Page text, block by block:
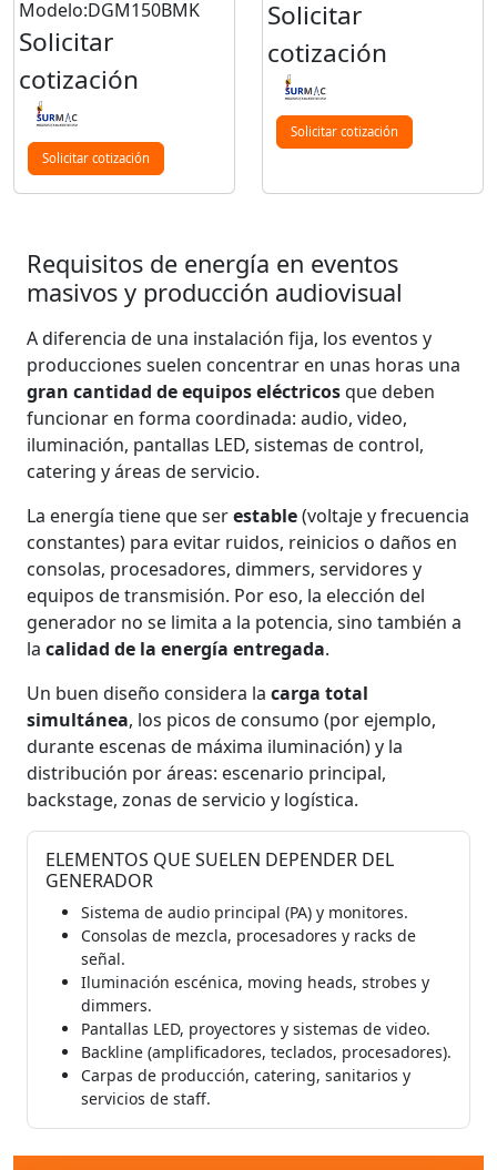
Modelo:DGM150BMK
Solicitar
cotización
Solicitar cotización
Solicitar
cotización
Solicitar cotización
Requisitos de energía en eventos
masivos y producción audiovisual
A diferencia de una instalación fija, los eventos y
producciones suelen concentrar en unas horas una
gran cantidad de equipos eléctricosque deben
funcionar en forma coordinada: audio, video,
iluminación, pantallas LED, sistemas de control,
catering y áreas de servicio.
La energía tiene que serestable(voltaje y frecuencia
constantes) para evitar ruidos, reinicios o daños en
consolas, procesadores, dimmers, servidores y
equipos de transmisión. Por eso, la elección del
generador no se limita a la potencia, sino también a
la calidad de la energía entregada.
Un buen diseño considera la carga total
simultánea, los picos de consumo (por ejemplo,
durante escenas de máxima iluminación) y la
distribución por áreas: escenario principal,
backstage, zonas de servicio y logística.
ELEMENTOS QUE SUELEN DEPENDER DEL
GENERADOR
Sistema de audio principal (PA) y monitores.
Consolas de mezcla, procesadores y racks de
señal.
Iluminación escénica, moving heads, strobes y
dimmers.
Pantallas LED, proyectores y sistemas de video.
Backline (amplificadores, teclados, procesadores).
Carpas de producción, catering, sanitarios y
servicios de staff.